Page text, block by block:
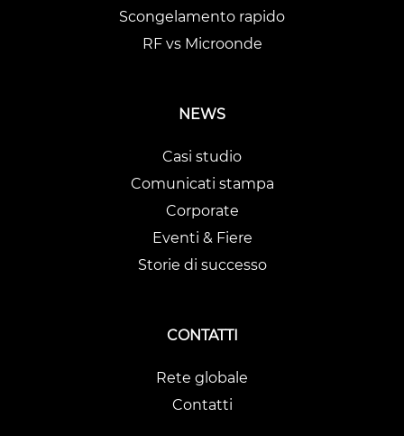
Scongelamento rapido
RF vs Microonde
NEWS
Casi studio
Comunicati stampa
Corporate
Eventi & Fiere
Storie di successo
CONTATTI
Rete globale
Contatti